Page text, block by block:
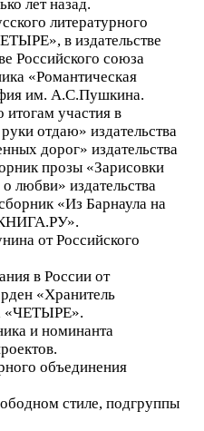
лет назад.
литературного
в издательстве
Российского союза
«Романтическая
им. А.С.Пушкина.
участия в
отдаю» издательства
дорог» издательства
прозы «Зарисовки
любви» издательства
«Из Барнаула на
от Российского
в России от
«Хранитель
«ЧЕТЫРЕ».
и номинанта
объединения
стиле, подгруппы